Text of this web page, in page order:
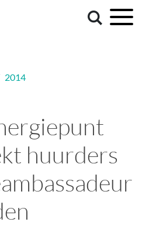
2014
huurders